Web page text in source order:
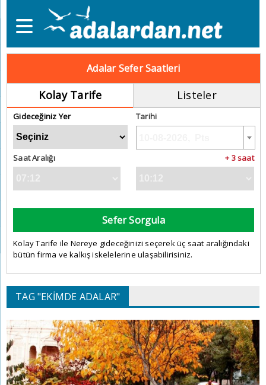
Adalar Sefer Saatleri
Kolay Tarife Listeler
Gideceğiniz Yer Tarihi
Saat Aralığı + 3 saat
Sefer Sorgula
Kolay Tarife ile Nereye gideceğinizi seçerek üç saat aralığındaki
bütün firma ve kalkış iskelelerine ulaşabilirisiniz.
TAG "EKIMDE ADALAR"